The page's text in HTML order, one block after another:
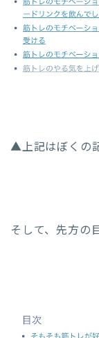
▲上記はぼくの
そして、先方の